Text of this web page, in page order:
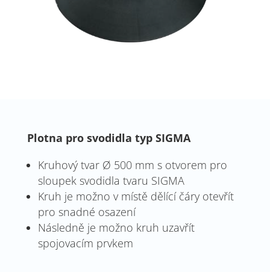
Plotna pro svodidla typ SIGMA
Kruhový tvar Ø 500 mm s otvorem pro
sloupek svodidla tvaru SIGMA
Kruh je možno v místě dělící čáry otevřít
pro snadné osazení
Následně je možno kruh uzavřít
spojovacím prvkem